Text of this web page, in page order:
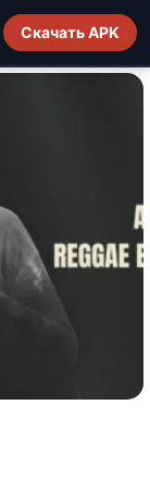
Скачать APK